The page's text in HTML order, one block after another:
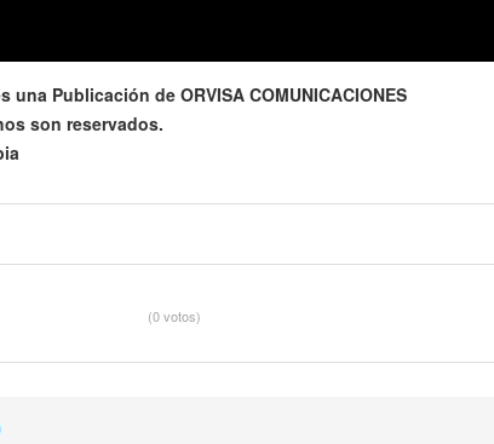
una Publicación de ORVISA COMUNICACIONES
son reservados.
(0 votos)